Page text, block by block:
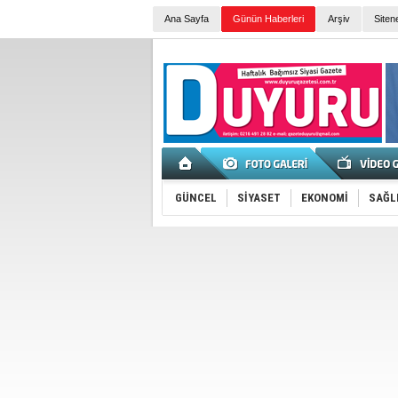
Ana Sayfa Günün Haberleri Arşiv
GÜNCEL SİYASET EKONOMİ